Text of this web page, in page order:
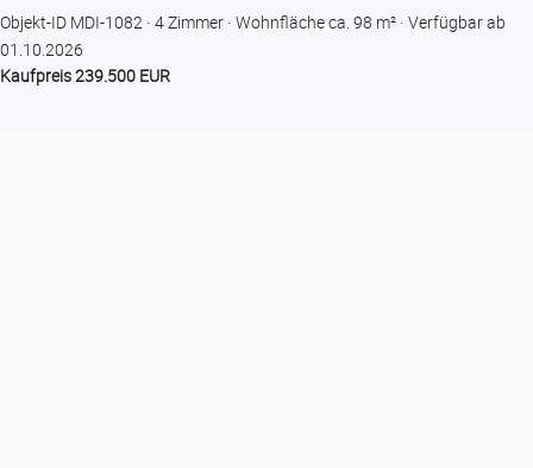
Objekt-ID MDI-1082 4 Zimmer Wohnfläche ca. 98 m² Verfügbar ab
01.10.2026
Kaufpreis 239.500 EUR